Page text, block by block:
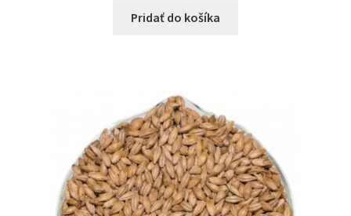
Pridať do košíka